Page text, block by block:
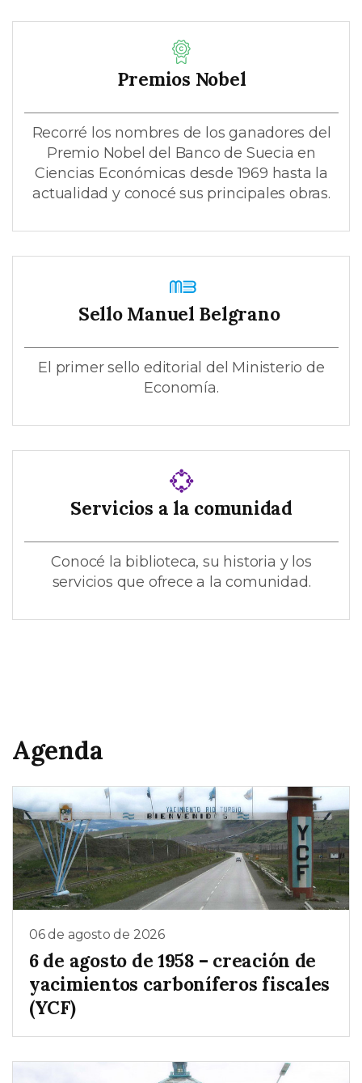
Premios Nobel
Recorré los nombres de los ganadores del
Premio Nobel del Banco de Suecia en
Ciencias Económicas desde 1969 hasta la
actualidad y conocé sus principales obras.
Sello Manuel Belgrano
El primer sello editorial del Ministerio de
Economía.
Servicios a la comunidad
Conocé la biblioteca, su historia y los
servicios que ofrece a la comunidad.
Agenda
06 de agosto de 2026
6 de agosto de 1958 – creación de
yacimientos carboníferos fiscales
(YCF)